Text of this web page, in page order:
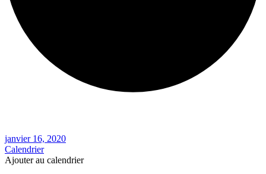
janvier 16, 2020
Calendrier
Ajouter au calendrier